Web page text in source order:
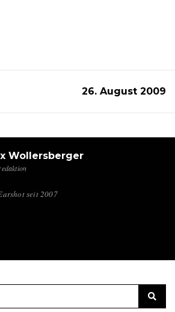
26. August 2009
Wollersberger
seit 2007